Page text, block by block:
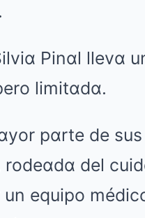
Pinαl llevα
limitαdα.
pαrte de
rodeαdα del
equipo